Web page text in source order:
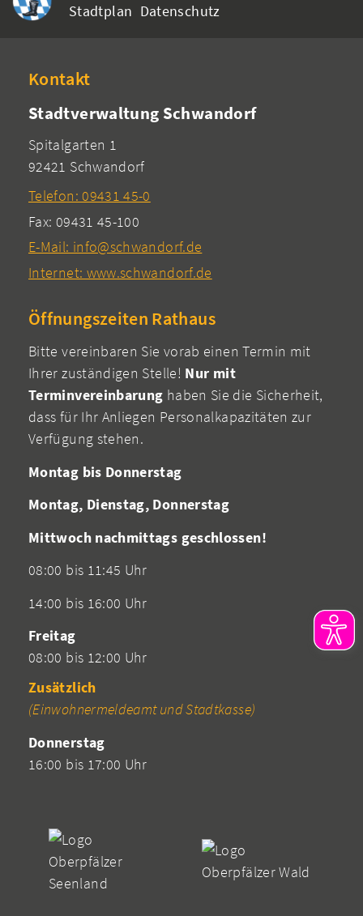
Stadtplan Datenschutz
Kontakt
Stadtverwaltung Schwandorf
Spitalgarten 1
92421 Schwandorf
Telefon: 09431 45-0
Fax: 09431 45-100
E-Mail: info@schwandorf.de
Internet: www.schwandorf.de
Öffnungszeiten Rathaus
Bitte vereinbaren Sie vorab einen Termin mit
Ihrer zuständigen Stelle! Nur mit
Terminvereinbarung haben Sie die Sicherheit,
dass für Ihr Anliegen Personalkapazitäten zur
Verfügung stehen.
Montag bis Donnerstag
Montag, Dienstag, Donnerstag
Mittwoch nachmittags geschlossen!
08:00 bis 11:45 Uhr
14:00 bis 16:00 Uhr
Freitag
08:00 bis 12:00 Uhr
Zusätzlich
(Einwohnermeldeamt und Stadtkasse)
Donnerstag
16:00 bis 17:00 Uhr